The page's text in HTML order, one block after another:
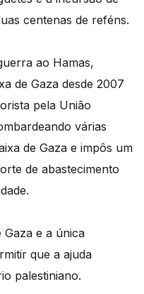
centenas de reféns.
ao Hamas,
de Gaza desde 2007
pela União
várias
de Gaza e impôs um
de abastecimento
Gaza e a única
que a ajuda
palestiniano.